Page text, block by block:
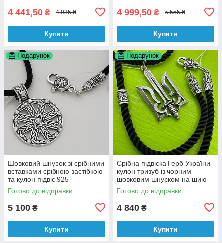
4 441,50 ₴ 4 935 ₴
Купити
4 999,50 ₴ 5 555 ₴
Купити
Подарунок
Шовковий шнурок зі срібними
вставками срібною застібкою
та кулон підвіс 925
Готово до відправки
5 100 ₴
Купити
Подарунок
Срібна підвіска Герб України
кулон тризуб із чорним
шовковим шнурком на шию
срібло 925 проба
Готово до відправки
4 840 ₴
Купити